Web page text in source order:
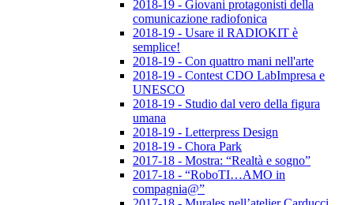
2018-19 - Giovani protagonisti della
comunicazione radiofonica
2018-19 - Usare il RADIOKIT è
semplice!
2018-19 - Con quattro mani nell'arte
2018-19 - Contest CDO LabImpresa e
UNESCO
2018-19 - Studio dal vero della figura
umana
2018-19 - Letterpress Design
2018-19 - Chora Park
2017-18 - Mostra: “Realtà e sogno”
2017-18 - “RoboTI…AMO in
compagnia@”